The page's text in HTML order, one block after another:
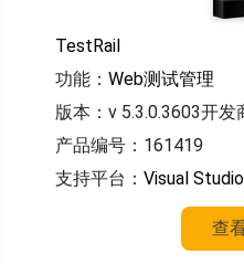
TestRail
功能： Web测试管理
版本：v 5.3.0.3603开发
产品编号：161419
支持平台： Visual
查